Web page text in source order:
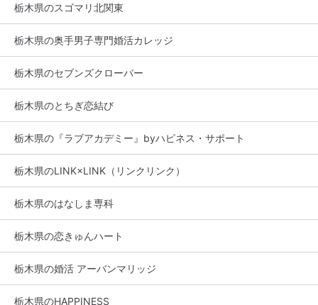
栃木県のスゴマリ北関東
栃木県の奥手男子専門婚活カレッジ
栃木県のセブンズクローバー
栃木県のとちぎ恋結び
栃木県の『ラブアカデミー』byハピネス・サポート
栃木県のLINK×LINK（リンクリンク）
栃木県のはなしま専科
栃木県の恋きゅんハート
栃木県の婚活 アーバンマリッジ
栃木県のHAPPINESS